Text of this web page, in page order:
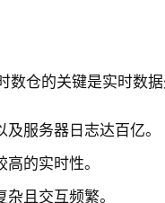
仓的关键是实时数
服务器日志达百亿。
的实时性。
且交互频繁。